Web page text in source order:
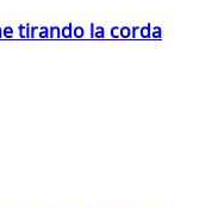
tirando la corda